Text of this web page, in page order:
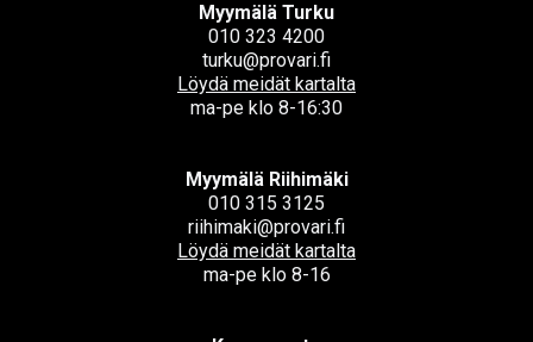
Myymälä Turku
010 323 4200
turku@provari.fi
Löydä meidät kartalta
ma-pe klo 8-16:30
Myymälä Riihimäki
010 315 3125
riihimaki@provari.fi
Löydä meidät kartalta
ma-pe klo 8-16